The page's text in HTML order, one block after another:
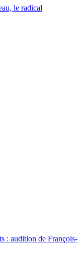
le radical
: audition de François-